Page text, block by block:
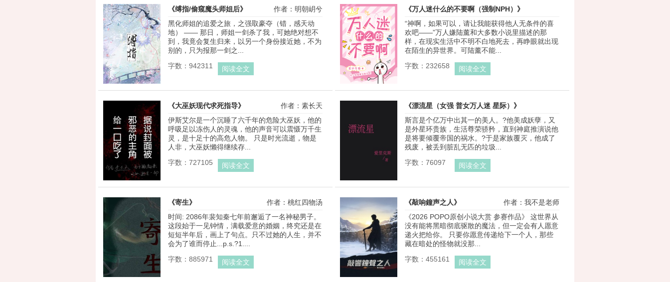
《缚指/偷窥魔头师姐后》
作者：明朝岄兮
黑化师姐的追爱之旅，之强取豪夺（错，感天动
地） —— 那日，师姐一剑杀了我，可她绝对想不
到，我竟会复生归来，以另一个身份接近她，不为
别的，只为报那一剑之...
字数：942311
阅读全文
《万人迷什么的不要啊（强制NPH）》
作者：豆沙花卷
“神啊，如果可以，请让我能获得他人无条件的喜
欢吧——”万人嫌陆薰和大多数小说里描述的那
样，在现实生活中不明不白地死去，再睁眼就出现
在陌生的异世界。可陆薰不能...
字数：232658
阅读全文
《大巫妖现代求死指导》
作者：素长天
伊斯艾尔是一个沉睡了六千年的危险大巫妖，他的
呼吸足以冻伤人的灵魂，他的声音可以震慑万千生
灵，是十足十的高危人物。 只是时光流逝，物是
人非，大巫妖懒得继续存...
字数：727105
阅读全文
《漂流星（女强 普女万人迷 星际）》
作者：爱里克斯
斯言是个亿万中出其一的美人。?他美成妖孽，又
是外星环贵族，生活尊荣骄矜，直到神庭推演说他
是将要倾覆帝国的祸水。?于是家族覆灭，他成了
残废，被丢到脏乱无匹的垃圾...
字数：76097
阅读全文
《寄生》
作者：桃红四物汤
时间: 2086年裴知秦七年前邂逅了一名神秘男子。
这段始于一见钟情，满载爱意的婚姻，终究还是在
短短半年后，画上了句点。只不过她的人生，并不
会为了谁而停止...p.s.?1....
字数：885971
阅读全文
《敲响鐘声之人》
作者：我不是老师
《2026 POPO原创小说大赏 参赛作品》 这世界从
没有能将黑暗彻底驱散的魔法，但一定会有人愿意
递火把给你。 只要你愿意传递给下一个人，那些
藏在暗处的怪物就没那...
字数：455161
阅读全文